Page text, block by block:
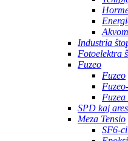
Industria
Fotoelektra
Fuzeo
Fuzeo
SPD kaj
Meza Tensio
SF6-